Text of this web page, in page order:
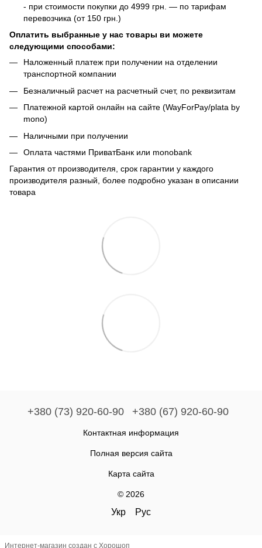
- при стоимости покупки до 4999 грн. — по тарифам
перевозчика (от 150 грн.)
Оплатить выбранные у нас товары ви можете
следующими способами:
Наложенный платеж при получении на отделении
транспортной компании
Безналичный расчет на расчетный счет, по реквизитам
Платежной картой онлайн на сайте (WayForPay/plata by
mono)
Наличными при получении
Оплата частями ПриватБанк или monobank
Гарантия от производителя, срок гарантии у каждого
производителя разный, более подробно указан в описании
товара
+380 (73) 920-60-90 +380 (67) 920-60-90
Контактная информация
Полная версия сайта
Карта сайта
© 2026
Укр Рус
Интернет-магазин создан с Хорошоп